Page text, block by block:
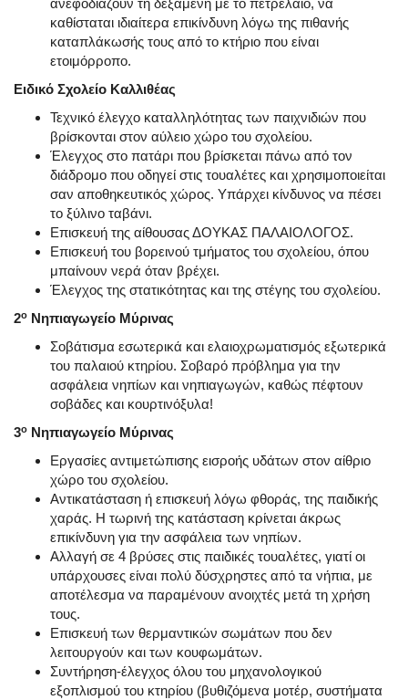
ανεφοδιάζουν τη δεξαμενή με το πετρέλαιο, να
καθίσταται ιδιαίτερα επικίνδυνη λόγω της πιθανής
καταπλάκωσής τους από το κτήριο που είναι
ετοιμόρροπο.
Ειδικό Σχολείο Καλλιθέας
Τεχνικό έλεγχο καταλληλότητας των παιχνιδιών που
βρίσκονται στον αύλειο χώρο του σχολείου.
Έλεγχος στο πατάρι που βρίσκεται πάνω από τον
διάδρομο που οδηγεί στις τουαλέτες και χρησιμοποιείται
σαν αποθηκευτικός χώρος. Υπάρχει κίνδυνος να πέσει
το ξύλινο ταβάνι.
Επισκευή της αίθουσας ΔΟΥΚΑΣ ΠΑΛΑΙΟΛΟΓΟΣ.
Επισκευή του βορεινού τμήματος του σχολείου, όπου
μπαίνουν νερά όταν βρέχει.
Έλεγχος της στατικότητας και της στέγης του σχολείου.
2ο Νηπιαγωγείο Μύρινας
Σοβάτισμα εσωτερικά και ελαιοχρωματισμός εξωτερικά
του παλαιού κτηρίου. Σοβαρό πρόβλημα για την
ασφάλεια νηπίων και νηπιαγωγών, καθώς πέφτουν
σοβάδες και κουρτινόξυλα!
3ο Νηπιαγωγείο Μύρινας
Εργασίες αντιμετώπισης εισροής υδάτων στον αίθριο
χώρο του σχολείου.
Αντικατάσταση ή επισκευή λόγω φθοράς, της παιδικής
χαράς. Η τωρινή της κατάσταση κρίνεται άκρως
επικίνδυνη για την ασφάλεια των νηπίων.
Αλλαγή σε 4 βρύσες στις παιδικές τουαλέτες, γιατί οι
υπάρχουσες είναι πολύ δύσχρηστες από τα νήπια, με
αποτέλεσμα να παραμένουν ανοιχτές μετά τη χρήση
τους.
Επισκευή των θερμαντικών σωμάτων που δεν
λειτουργούν και των κουφωμάτων.
Συντήρηση-έλεγχος όλου του μηχανολογικού
εξοπλισμού του κτηρίου (βυθιζόμενα μοτέρ, συστήματα